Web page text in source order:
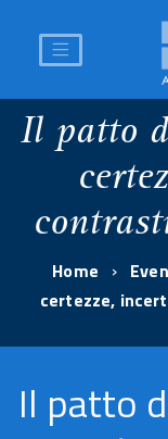
Il patto
Home
certezze,
Il patto